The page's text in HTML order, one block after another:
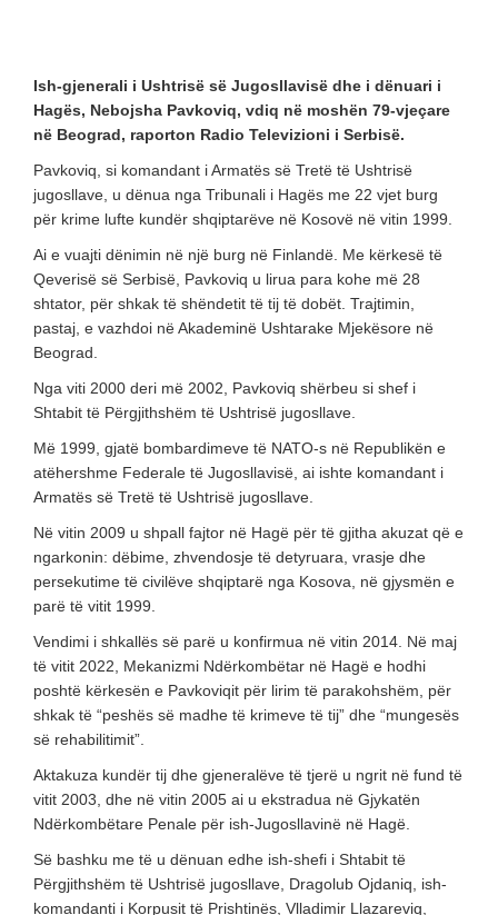
Ish-gjenerali i Ushtrisë së Jugosllavisë dhe i dënuari i
Hagës, Nebojsha Pavkoviq, vdiq në moshën 79-vjeçare
në Beograd, raporton Radio Televizioni i Serbisë.
Pavkoviq, si komandant i Armatës së Tretë të Ushtrisë
jugosllave, u dënua nga Tribunali i Hagës me 22 vjet burg
për krime lufte kundër shqiptarëve në Kosovë në vitin 1999.
Ai e vuajti dënimin në një burg në Finlandë. Me kërkesë të
Qeverisë së Serbisë, Pavkoviq u lirua para kohe më 28
shtator, për shkak të shëndetit të tij të dobët. Trajtimin,
pastaj, e vazhdoi në Akademinë Ushtarake Mjekësore në
Beograd.
Nga viti 2000 deri më 2002, Pavkoviq shërbeu si shef i
Shtabit të Përgjithshëm të Ushtrisë jugosllave.
Më 1999, gjatë bombardimeve të NATO-s në Republikën e
atëhershme Federale të Jugosllavisë, ai ishte komandant i
Armatës së Tretë të Ushtrisë jugosllave.
Në vitin 2009 u shpall fajtor në Hagë për të gjitha akuzat që e
ngarkonin: dëbime, zhvendosje të detyruara, vrasje dhe
persekutime të civilëve shqiptarë nga Kosova, në gjysmën e
parë të vitit 1999.
Vendimi i shkallës së parë u konfirmua në vitin 2014. Në maj
të vitit 2022, Mekanizmi Ndërkombëtar në Hagë e hodhi
poshtë kërkesën e Pavkoviqit për lirim të parakohshëm, për
shkak të “peshës së madhe të krimeve të tij” dhe “mungesës
së rehabilitimit”.
Aktakuza kundër tij dhe gjeneralëve të tjerë u ngrit në fund të
vitit 2003, dhe në vitin 2005 ai u ekstradua në Gjykatën
Ndërkombëtare Penale për ish-Jugosllavinë në Hagë.
Së bashku me të u dënuan edhe ish-shefi i Shtabit të
Përgjithshëm të Ushtrisë jugosllave, Dragolub Ojdaniq, ish-
komandanti i Korpusit të Prishtinës, Vlladimir Llazareviq,